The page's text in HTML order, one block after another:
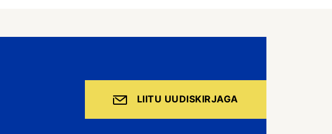
LIITU UUDISKIRJAGA